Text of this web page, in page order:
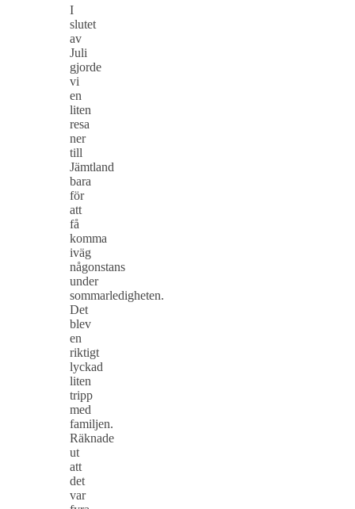
I
slutet
av
Juli
gjorde
vi
en
liten
resa
ner
till
Jämtland
bara
för
att
få
komma
iväg
någonstans
under
sommarledigheten.
Det
blev
en
riktigt
lyckad
liten
tripp
med
familjen.
Räknade
ut
att
det
var